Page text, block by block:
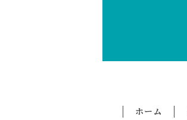
ホーム